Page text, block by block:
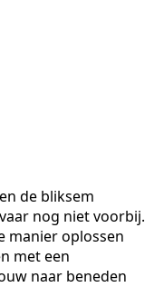
de bliksem
nog niet voorbij.
manier oplossen
met een
naar beneden